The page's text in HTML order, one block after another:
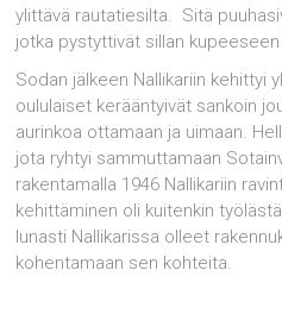
ylittävä rautatiesilta. Sitä
jotka pystyttivät sillan kupeeseen
Sodan jälkeen Nallikariin kehittyi
oululaiset kerääntyivät sankoin
aurinkoa ottamaan ja uimaan.
jota ryhtyi sammuttamaan
rakentamalla 1946 Nallikariin
kehittäminen oli kuitenkin
lunasti Nallikarissa olleet
kohentamaan sen kohteita.